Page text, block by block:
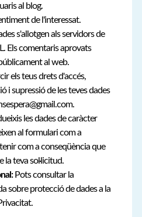
al blog.
de l'interessat.
s'allotgen als servidors de
Els comentaris aprovats
al web.
els teus drets d'accés,
i supressió de les teves dades
les dades de caràcter
al formulari com a
com a conseqüència que
la teva sol·licitud.
Pots consultar la
sobre protecció de dades a la